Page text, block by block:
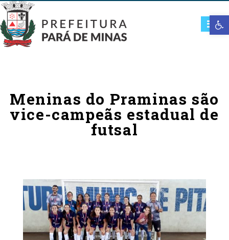
Meninas do Praminas são
vice-campeãs estadual de
futsal